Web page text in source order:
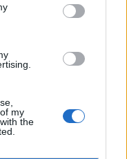
my
the
kontrolovat. To
dokonce
že je to z jejich
19:55